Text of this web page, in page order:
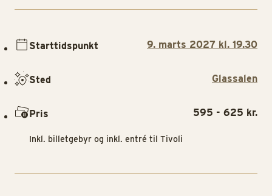
Starttidspunkt 9. marts 2027 kl. 19.30
Sted Glassalen
Pris 595 - 625 kr.
Inkl. billetgebyr og inkl. entré til Tivoli